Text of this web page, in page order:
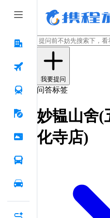
我要提问
问答标签
妙韫山舍(
化寺店)